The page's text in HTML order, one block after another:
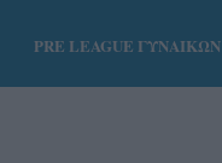
PRE LEAGUE ΓΥΝΑΙΚΩΝ